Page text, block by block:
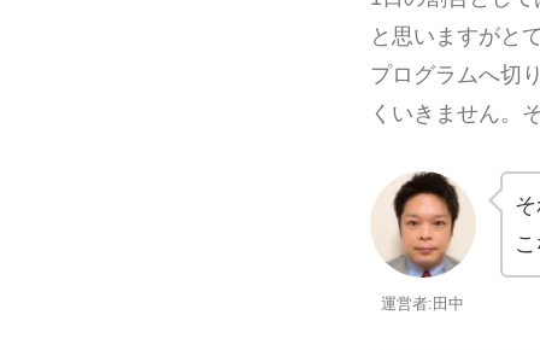
と思いますがと
プログラムへ切
くいきません。
運営者:田中